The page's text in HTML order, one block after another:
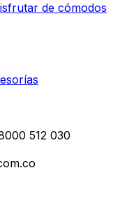
de cómodos
512 030